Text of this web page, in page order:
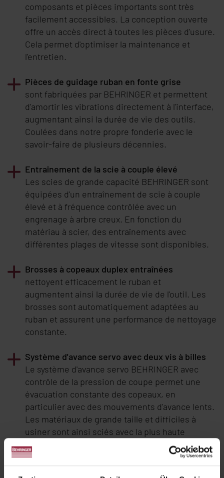
composants et pièces importants sont très
facilement accessibles. La conception ouverte
offre un accès direct à toutes les pièces d'usure.
Cela permet d'optimiser la maintenance et
l'entretien.
Pièces de guidage ruban en fonte grise
sont fabriquées par BEHRINGER et permettent
d'amortir les vibrations directement à l'interface,
augmentant ainsi la durée de vie des outils.
Coulées dans notre propre fonderie avec le
savoir-faire de plusieurs décennies.
Entraînement de la scie à couple élevé
Les scies de grande capacité BEHRINGER sont
équipées d'un entraînement de scie à couple
élevé et à fréquence contrôlée avec un
engrenage à arbre creux. En fonction du
matériau à scier, des entraînements avec
différentes plages de vitesse sont disponibles.
Brosses à copeaux duplex entraînées
nettoyent efficacement le ruban et
augmentent ainsi la durée de vie de l'outil. Les
brosses sont automatiquement adaptées au
ruban et assurent une performance de nettoyage
constante.
Système d'avance servo avec deux vis à billes
Le système d'avance servo BEHRINGER avec
contrôle de la pression de coupe permet une
évacuation constante des copeaux, en
particulier avec des mouvements d'avance lents.
Les matériaux de grande taille et difficiles à
usiner sont ainsi sciés avec la plus haute
performance de coupe assurant en même temps
une plus longue durée de vie du ruban.